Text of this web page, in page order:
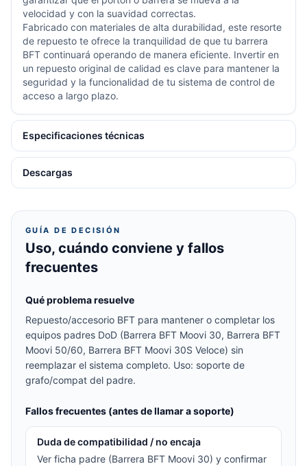
velocidad y con la suavidad correctas.
Fabricado con materiales de alta durabilidad, este resorte
de repuesto te ofrece la tranquilidad de que tu barrera
BFT continuará operando de manera eficiente. Invertir en
un repuesto original de calidad es clave para mantener la
seguridad y la funcionalidad de tu sistema de control de
acceso a largo plazo.
Especificaciones técnicas
Descargas
GUÍA DE DECISIÓN
Uso, cuándo conviene y fallos
frecuentes
Qué problema resuelve
Repuesto/accesorio BFT para mantener o completar los
equipos padres DoD (Barrera BFT Moovi 30, Barrera BFT
Moovi 50/60, Barrera BFT Moovi 30S Veloce) sin
reemplazar el sistema completo. Uso: soporte de
grafo/compat del padre.
Fallos frecuentes (antes de llamar a soporte)
Duda de compatibilidad / no encaja
Ver ficha padre (Barrera BFT Moovi 30) y confirmar